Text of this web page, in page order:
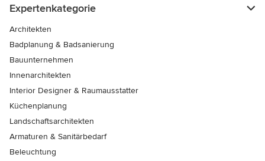
Expertenkategorie
Architekten
Badplanung & Badsanierung
Bauunternehmen
Innenarchitekten
Interior Designer & Raumausstatter
Küchenplanung
Landschaftsarchitekten
Armaturen & Sanitärbedarf
Beleuchtung